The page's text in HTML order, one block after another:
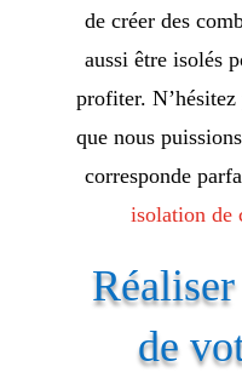
de créer des
aussi être isolés
profiter.
que nous
corresponde
isolation de
de